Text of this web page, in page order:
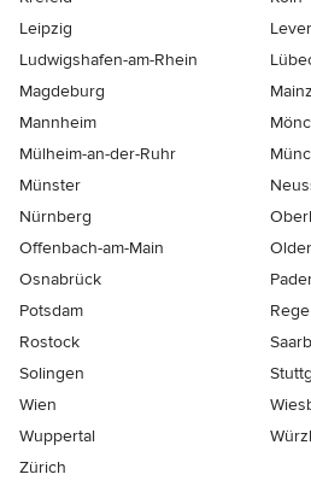
Leipzig
Ludwigshafen-am-Rhein
Magdeburg
Mainz
Mannheim
Mülheim-an-der-Ruhr
Münster
Nürnberg
Offenbach-am-Main
Osnabrück
Potsdam
Rostock
Solingen
Wien
Wuppertal
Zürich